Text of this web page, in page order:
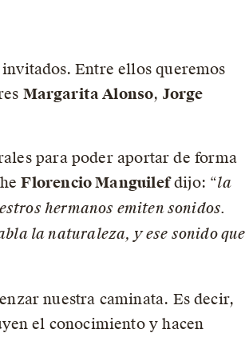
Entre ellos queremos
Margarita Alonso, Jorge
para poder aportar de forma
Florencio Manguilefdijo: “la
hermanos emiten sonidos.
la naturaleza, y ese sonido que
nuestra caminata. Es decir,
el conocimiento y hacen